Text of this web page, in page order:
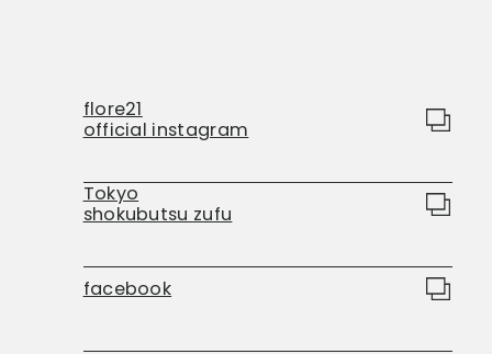
flore21
official instagram
Tokyo
shokubutsu zufu
facebook